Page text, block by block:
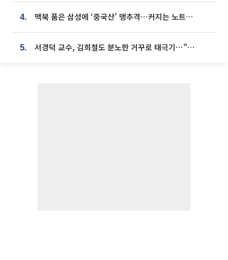
4. 맥북 품은 삼성에 ‘중국산’ 맹추격⋯커지는 노트북 OLED 시장
5. 서경덕 교수, 김희철도 분노한 거꾸로 태극기⋯"엉터리는 아냐, 아쉬울 뿐"